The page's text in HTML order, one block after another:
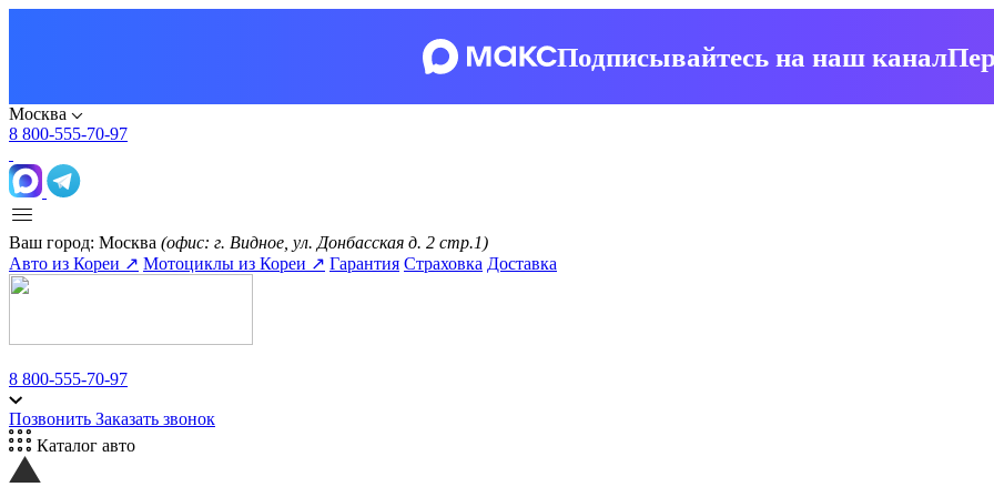
Подписывайтесь на наш канал
Москва
8 800-555-70-97
Ваш город: Москва (офис: г. Видное, ул. Донбасская д. 2 стр.1)
Авто из Кореи ↗ Мотоциклы из Кореи ↗ Гарантия Страховка Доставка
8 800-555-70-97
Позвонить Заказать звонок
Каталог авто